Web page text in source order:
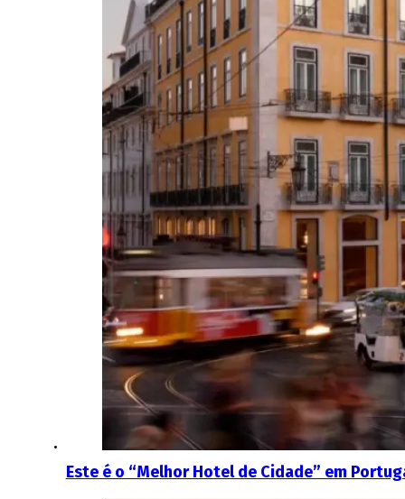
Este é o “Melhor Hotel de Cidade” em